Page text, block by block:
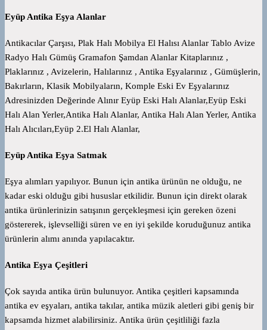
Eyüp Antika Eşya Alanlar
Antikacılar Çarşısı, Plak Halı Mobilya El Halısı Alanlar Tablo Avize
Radyo Halı Gümüş Gramafon Şamdan Alanlar Kitaplarınız ,
Plaklarınız , Avizelerin, Halılarınız , Antika Eşyalarınız , Gümüşlerin,
Bakırların, Klasik Mobilyaların, Komple Eski Ev Eşyalarınız
Adresinizden Değerinde Alınır Eyüp Eski Halı Alanlar,Eyüp Eski
Halı Alan Yerler,Antika Halı Alanlar, Antika Halı Alan Yerler, Antika
Halı Alıcıları,Eyüp 2.El Halı Alanlar,
Eyüp Antika Eşya Satmak
Eşya alımları yapılıyor. Bunun için antika ürünün ne olduğu, ne
kadar eski olduğu gibi hususlar etkilidir. Bunun için direkt olarak
antika ürünlerinizin satışının gerçekleşmesi için gereken özeni
göstererek, işlevselliği süren ve en iyi şekilde koruduğunuz antika
ürünlerin alımı anında yapılacaktır.
Antika Eşya Çeşitleri
Çok sayıda antika ürün bulunuyor. Antika çeşitleri kapsamında
antika ev eşyaları, antika takılar, antika müzik aletleri gibi geniş bir
kapsamda hizmet alabilirsiniz. Antika ürün çeşitliliği fazla